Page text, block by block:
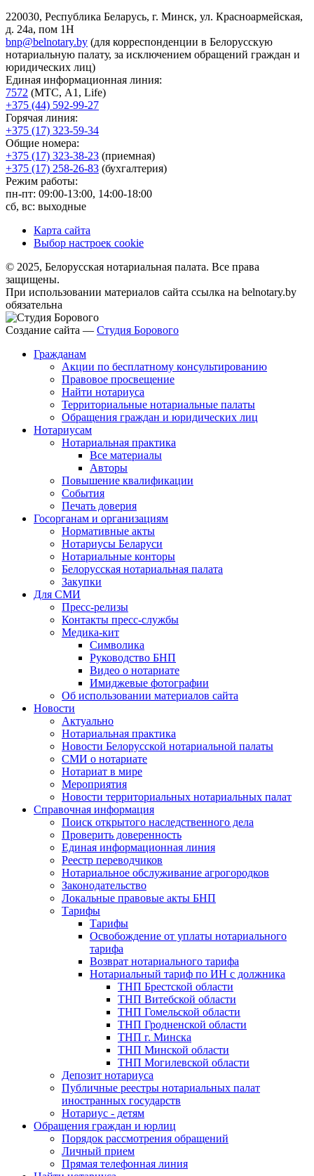
220030, Республика Беларусь, г. Минск, ул. Красноармейская,
д. 24а, пом 1Н
bnp@belnotary.by (для корреспонденции в Белорусскую
нотариальную палату, за исключением обращений граждан и
юридических лиц)
Единая информационная линия:
7572 (МТС, A1, Life)
+375 (44) 592-99-27
Горячая линия:
+375 (17) 323-59-34
Общие номера:
+375 (17) 323-38-23 (приемная)
+375 (17) 258-26-83 (бухгалтерия)
Режим работы:
пн-пт: 09:00-13:00, 14:00-18:00
сб, вс: выходные
Карта сайта
Выбор настроек cookie
© 2025, Белорусская нотариальная палата. Все права
защищены.
При использовании материалов сайта ссылка на belnotary.by
обязательна
Создание сайта — Студия Борового
Гражданам
Акции по бесплатному консультированию
Правовое просвещение
Найти нотариуса
Территориальные нотариальные палаты
Обращения граждан и юридических лиц
Нотариусам
Нотариальная практика
Все материалы
Авторы
Повышение квалификации
События
Печать доверия
Госорганам и организациям
Нормативные акты
Нотариусы Беларуси
Нотариальные конторы
Белорусская нотариальная палата
Закупки
Для СМИ
Пресс-релизы
Контакты пресс-службы
Медика-кит
Символика
Руководство БНП
Видео о нотариате
Имиджевые фотографии
Об использовании материалов сайта
Новости
Актуально
Нотариальная практика
Новости Белорусской нотариальной палаты
СМИ о нотариате
Нотариат в мире
Мероприятия
Новости территориальных нотариальных палат
Справочная информация
Поиск открытого наследственного дела
Проверить доверенность
Единая информационная линия
Реестр переводчиков
Нотариальное обслуживание агрогородков
Законодательство
Локальные правовые акты БНП
Тарифы
Тарифы
Освобождение от уплаты нотариального
тарифа
Возврат нотариального тарифа
Нотариальный тариф по ИН с должника
ТНП Брестской области
ТНП Витебской области
ТНП Гомельской области
ТНП Гродненской области
ТНП г. Минска
ТНП Минской области
ТНП Могилевской области
Депозит нотариуса
Публичные реестры нотариальных палат
иностранных государств
Нотариус - детям
Обращения граждан и юрлиц
Порядок рассмотрения обращений
Личный прием
Прямая телефонная линия